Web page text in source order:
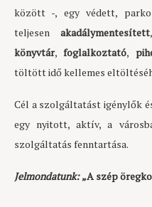
között -, egy védett,
teljesenakadálymentesített
könyvtár,foglalkoztató,
töltött idő kellemes
Cél a szolgáltatást igénylők
egy nyitott, aktív, a
szolgáltatás fenntartása.
Jelmondatunk:„A szép